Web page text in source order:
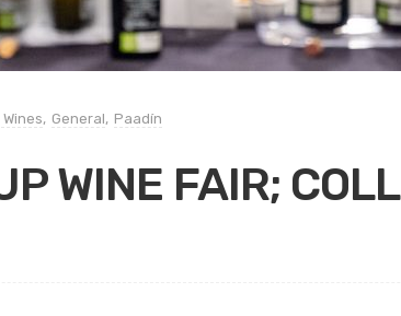
, General, Paadín
WINE FAIR;